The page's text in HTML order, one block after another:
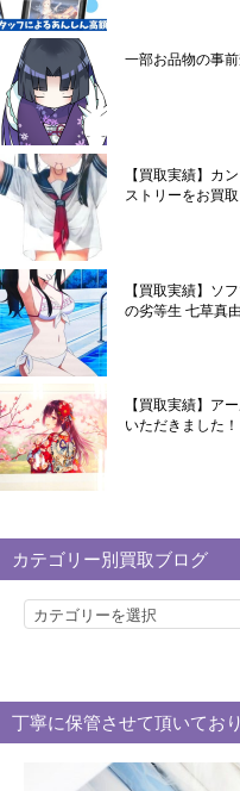
一部お品物の事
【買取実績】カ
ストリーをお買
【買取実績】ソ
の劣等生 七草真
【買取実績】ア
いただきました！
カテゴリー別買取ブログ
カ
リ
ー
丁寧に保管させて頂いてお